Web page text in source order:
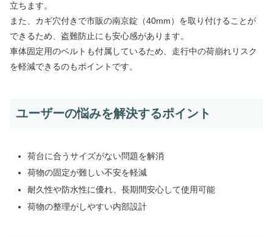
立ちます。
また、カギ穴付きで市販の南京錠（40mm）を取り付けることが
できるため、盗難防止にも安心感があります。
車体固定用のベルトも付属しているため、走行中の荷崩れリスク
を軽減できるのもポイントです。
ユーザーの悩みを解決するポイント
荷台に合うサイズがない問題を解消
荷物の固定が難しい不安を軽減
耐久性や防水性に優れ、長期間安心して使用可能
荷物の整理がしやすい内部設計